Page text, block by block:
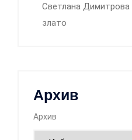
Светлана Димитрова
злато
Архив
Архив